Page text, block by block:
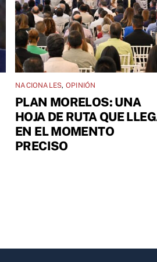
NACIONALES, OPINIÓN
PLAN MORELOS: UNA
HOJA DE RUTA QUE
EN EL MOMENTO
PRECISO